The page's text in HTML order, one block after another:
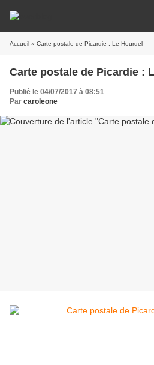
Accueil » Carte postale de Picardie : Le Hourdel
Carte postale de Picardie :
Publié le 04/07/2017 à 08:51
Par caroleone